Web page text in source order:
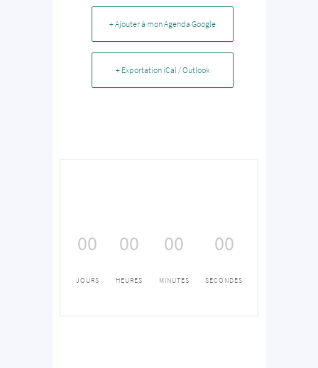
+ Ajouter à mon Agenda Google
+ Exportation iCal / Outlook
00
JOURS
00
HEURES
00
MINUTES
00
SECONDES